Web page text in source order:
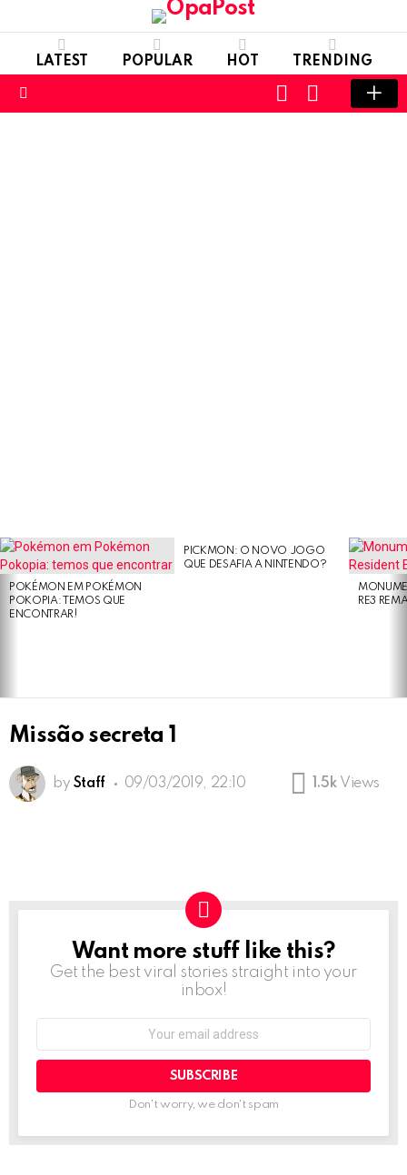
LATEST POPULAR HOT TRENDING
SWITCH
SKIN
LOGIN
LATEST
STORIES
POKÉMON EM POKÉMON
POKOPIA: TEMOS QUE
ENCONTRAR!
PICKMON: O NOVO JOGO
QUE DESAFIA A NINTENDO?
RE3
Missão secreta 1
by Staff 09/03/2019, 22:10 1.5k Views
NEWSLETTER
Want more stuff like this?
Get the best viral stories straight into your
inbox!
Don't worry, we don't spam